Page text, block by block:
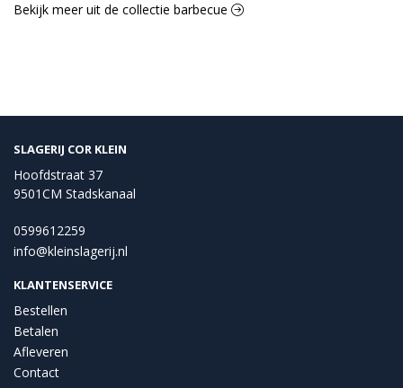
Bekijk meer uit de collectie barbecue
SLAGERIJ COR KLEIN
Hoofdstraat 37
9501CM Stadskanaal
0599612259
info@kleinslagerij.nl
KLANTENSERVICE
Bestellen
Betalen
Afleveren
Contact